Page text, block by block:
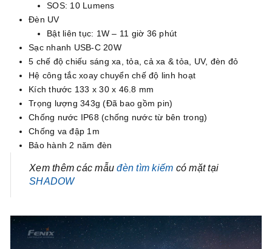
SOS: 10 Lumens
Đèn UV
Bật liên tục: 1W – 11 giờ 36 phút
Sạc nhanh USB-C 20W
5 chế độ chiếu sáng xa, tỏa, cả xa & tỏa, UV, đèn đỏ
Hệ công tắc xoay chuyển chế độ linh hoạt
Kích thước 133 x 30 x 46.8 mm
Trọng lượng 343g (Đã bao gồm pin)
Chống nước IP68 (chống nước từ bên trong)
Chống va đập 1m
Bảo hành 2 năm đèn
Xem thêm các mẫu đèn tìm kiếm có mặt tại
SHADOW